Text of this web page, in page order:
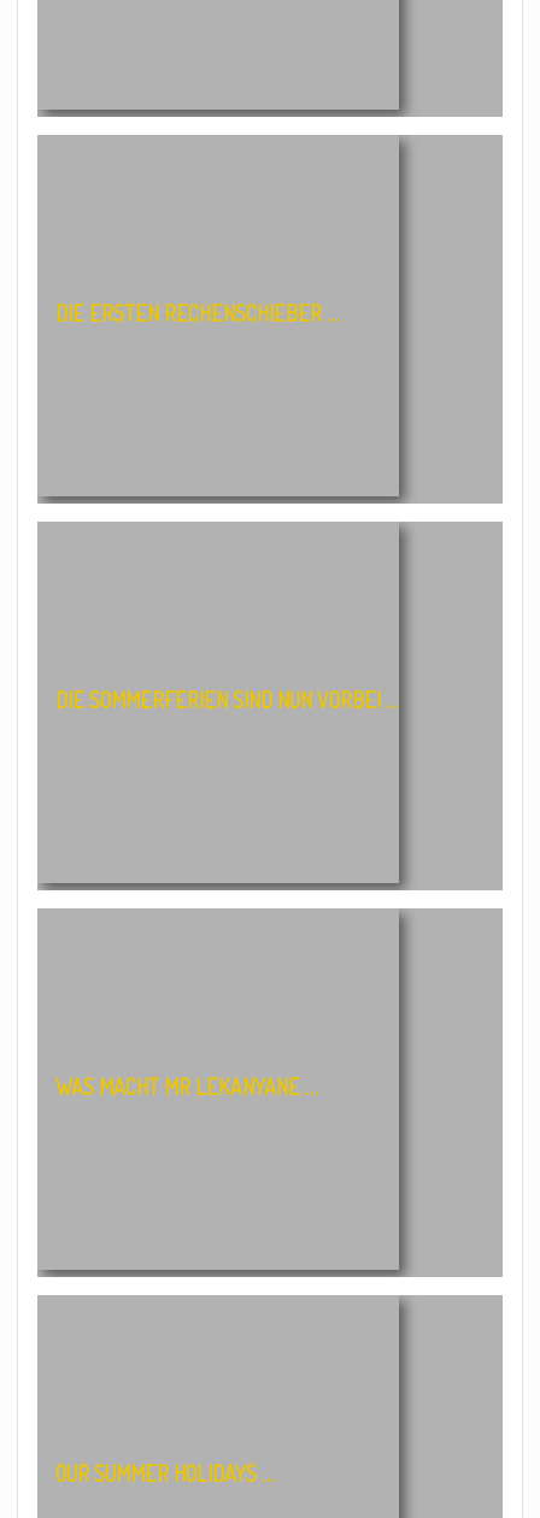
DIE ERSTEN RECHENSCHIEBER …
DIE SOMMERFERIEN SIND NUN VORBEI …
WAS MACHT MR LEKANYANE …
OUR SUMMER HOLIDAYS …